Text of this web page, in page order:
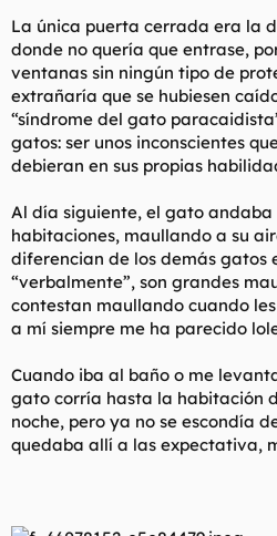
La única puerta cerrada era la
donde no quería que entrase,
ventanas sin ningún tipo de
extrañaría que se hubiesen
“síndrome del gato
gatos: ser unos inconscientes
debieran en sus propias
Al día siguiente, el gato andaba
habitaciones, maullando a su
diferencian de los demás gatos
“verbalmente”, son grandes
contestan maullando cuando
a mí siempre me ha parecido
Cuando iba al baño o me
gato corría hasta la habitación
noche, pero ya no se escondía
quedaba allí a las expectativa,